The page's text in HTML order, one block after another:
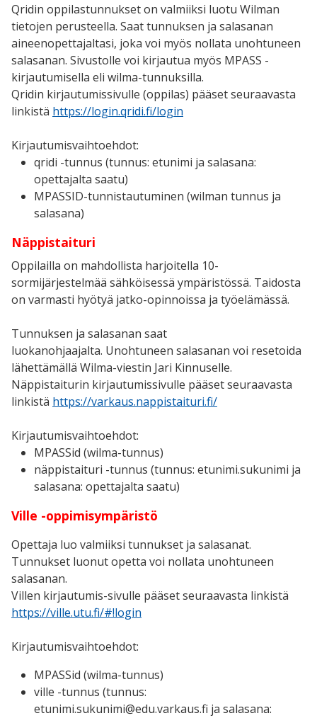
Qridin oppilastunnukset on valmiiksi luotu Wilman
tietojen perusteella. Saat tunnuksen ja salasanan
aineenopettajaltasi, joka voi myös nollata unohtuneen
salasanan. Sivustolle voi kirjautua myös MPASS -
kirjautumisella eli wilma-tunnuksilla.
Qridin kirjautumissivulle (oppilas) pääset seuraavasta
linkistä https://login.qridi.fi/login
Kirjautumisvaihtoehdot:
qridi -tunnus (tunnus: etunimi ja salasana:
opettajalta saatu)
MPASSID-tunnistautuminen (wilman tunnus ja
salasana)
Näppistaituri
Oppilailla on mahdollista harjoitella 10-
sormijärjestelmää sähköisessä ympäristössä. Taidosta
on varmasti hyötyä jatko-opinnoissa ja työelämässä.
Tunnuksen ja salasanan saat
luokanohjaajalta. Unohtuneen salasanan voi resetoida
lähettämällä Wilma-viestin Jari Kinnuselle.
Näppistaiturin kirjautumissivulle pääset seuraavasta
linkistä https://varkaus.nappistaituri.fi/
Kirjautumisvaihtoehdot:
MPASSid (wilma-tunnus)
näppistaituri -tunnus (tunnus: etunimi.sukunimi ja
salasana: opettajalta saatu)
Ville -oppimisympäristö
Opettaja luo valmiiksi tunnukset ja salasanat.
Tunnukset luonut opetta voi nollata unohtuneen
salasanan.
Villen kirjautumis-sivulle pääset seuraavasta linkistä
https://ville.utu.fi/#!login
Kirjautumisvaihtoehdot:
MPASSid (wilma-tunnus)
ville -tunnus (tunnus:
etunimi.sukunimi@edu.varkaus.fi ja salasana: